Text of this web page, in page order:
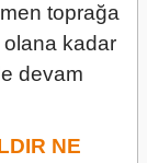
toprağa
kadar
devam
NE